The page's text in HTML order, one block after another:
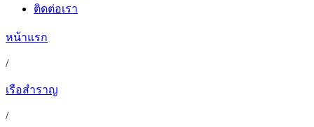
ติดต่อเรา
หน้าแรก
/
เรือสำราญ
/